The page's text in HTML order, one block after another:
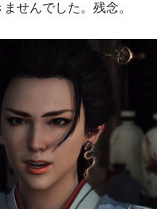
せんでした。残念。